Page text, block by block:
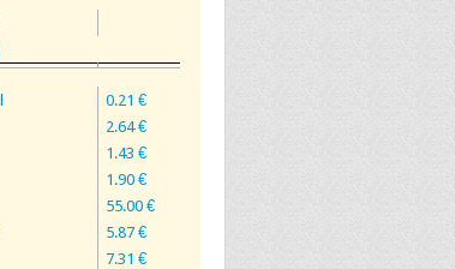
0.21 €
2.64 €
1.43 €
1.90 €
55.00 €
5.87 €
7.31 €